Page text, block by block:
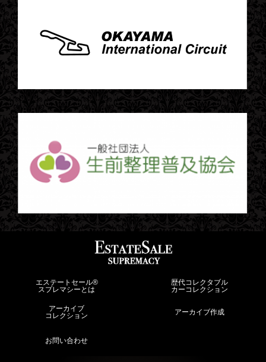
エステートセール®︎
スプレマシーとは
歴代コレクタブル
カーコレクション
アーカイブ
コレクション
アーカイブ作成
お問い合わせ